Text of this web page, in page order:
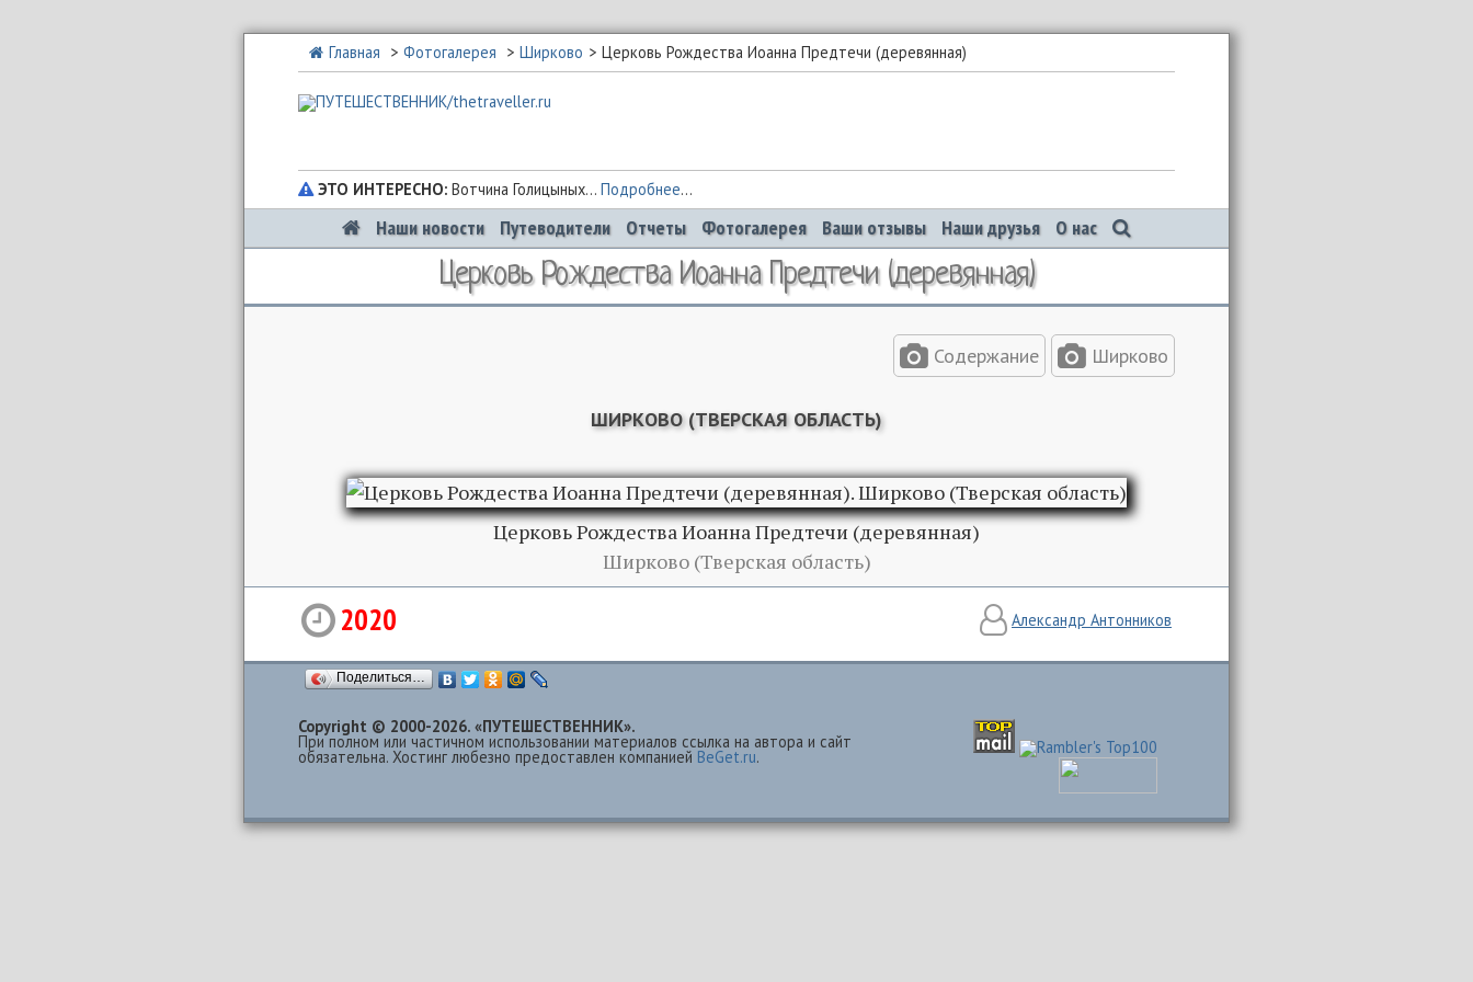
Главная Фотогалерея Ширково Церковь Рождества Иоанна Предтечи (деревянная)
ЭТО ИНТЕРЕСНО: Вотчина Голицыных... Подробнее...
Наши новости Путеводители Отчеты Фотогалерея Ваши отзывы Наши друзья О нас
Церковь Рождества Иоанна Предтечи (деревянная)
Содержание Ширково
ШИРКОВО (ТВЕРСКАЯ ОБЛАСТЬ)
Церковь Рождества Иоанна Предтечи (деревянная)
Ширково (Тверская область)
2020 Александр Антонников
Поделиться…
Copyright © 2000-2026. «ПУТЕШЕСТВЕННИК».
При полном или частичном использовании материалов ссылка на автора и сайт
обязательна. Хостинг любезно предоставлен компанией BeGet.ru.